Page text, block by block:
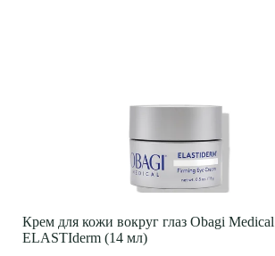
Крем для кожи вокруг глаз Obagi Medical
ELASTIderm (14 мл)